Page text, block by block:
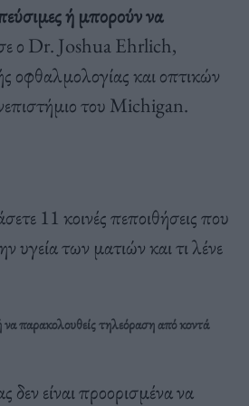
ή μπορούν να
ο Dr. Joshua Ehrlich,
οφθαλμολογίας και οπτικών
του Michigan.
11 κοινές πεποιθήσεις που
υγεία των ματιών και τι λένε
να παρακολουθείς τηλεόραση από κοντά
είναι προορισμένα να